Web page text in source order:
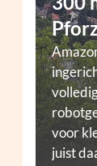
voor
juist